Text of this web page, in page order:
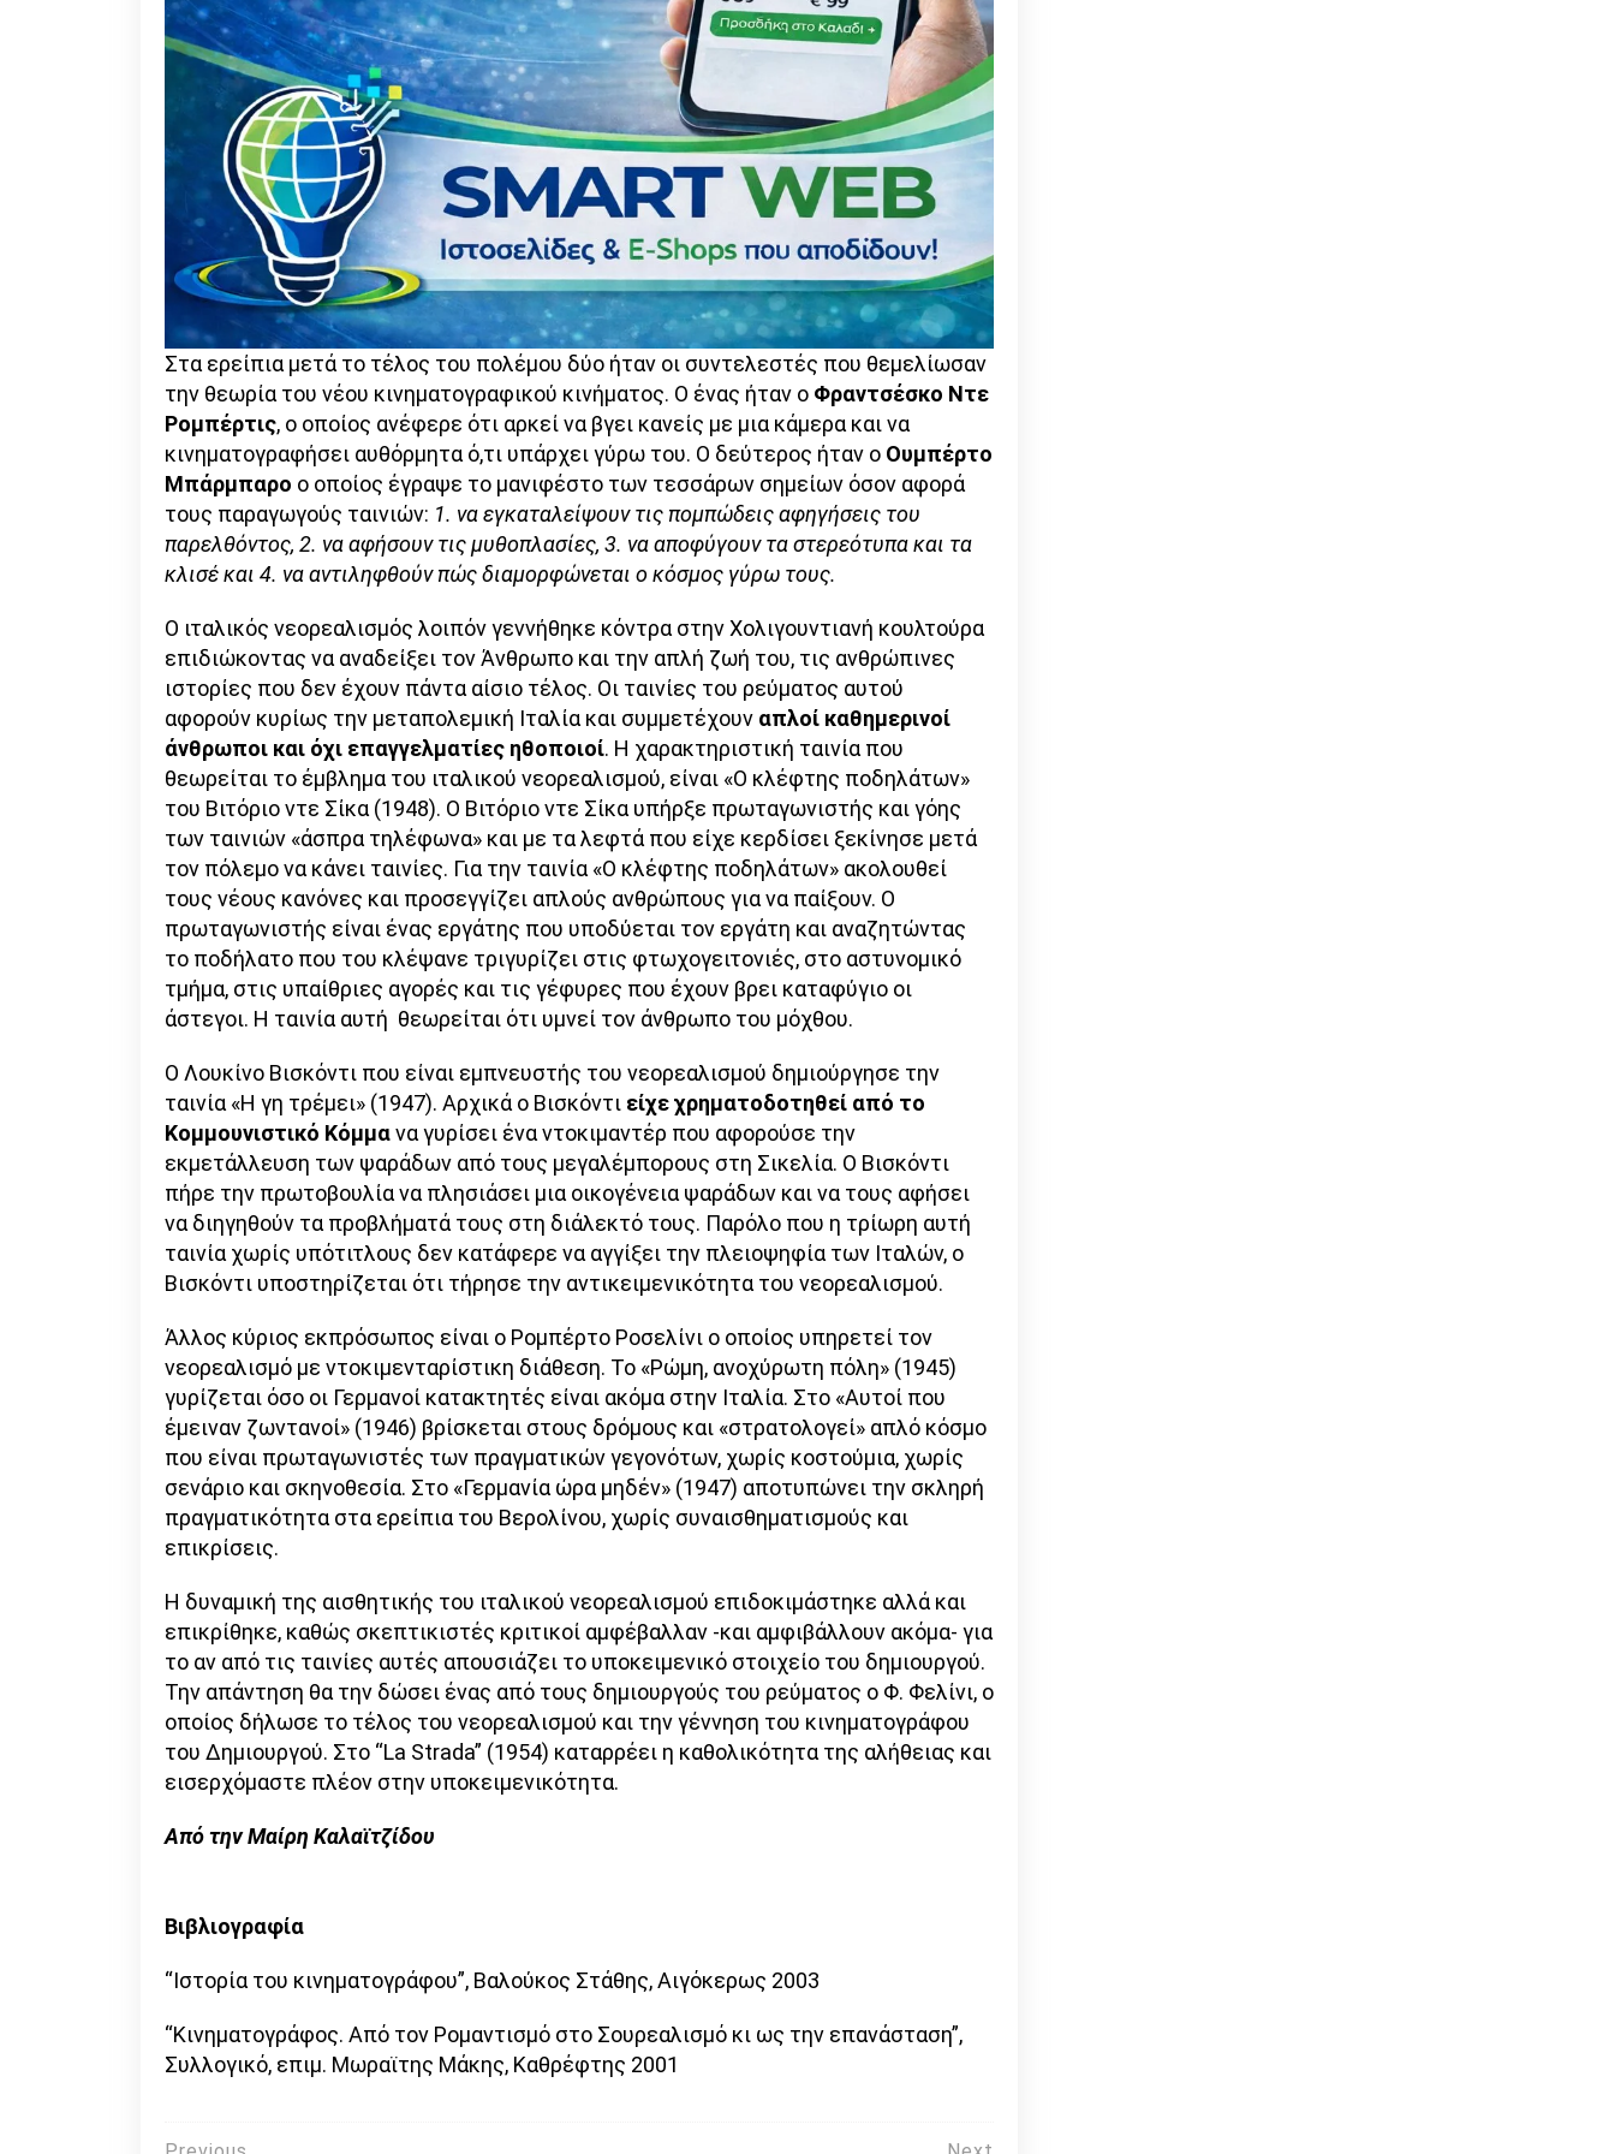
Στα ερείπια μετά το τέλος του πολέμου δύο ήταν οι συντελεστές που θεμελίωσαν
την θεωρία του νέου κινηματογραφικού κινήματος. Ο ένας ήταν ο Φραντσέσκο Ντε
Ρομπέρτις, ο οποίος ανέφερε ότι αρκεί να βγει κανείς με μια κάμερα και να
κινηματογραφήσει αυθόρμητα ό,τι υπάρχει γύρω του. Ο δεύτερος ήταν ο Ουμπέρτο
Μπάρμπαρο ο οποίος έγραψε το μανιφέστο των τεσσάρων σημείων όσον αφορά
τους παραγωγούς ταινιών: 1. να εγκαταλείψουν τις πομπώδεις αφηγήσεις του
παρελθόντος, 2. να αφήσουν τις μυθοπλασίες, 3. να αποφύγουν τα στερεότυπα και τα
κλισέ και 4. να αντιληφθούν πώς διαμορφώνεται ο κόσμος γύρω τους.
Ο ιταλικός νεορεαλισμός λοιπόν γεννήθηκε κόντρα στην Χολιγουντιανή κουλτούρα
επιδιώκοντας να αναδείξει τον Άνθρωπο και την απλή ζωή του, τις ανθρώπινες
ιστορίες που δεν έχουν πάντα αίσιο τέλος. Οι ταινίες του ρεύματος αυτού
αφορούν κυρίως την μεταπολεμική Ιταλία και συμμετέχουν απλοί καθημερινοί
άνθρωποι και όχι επαγγελματίες ηθοποιοί. Η χαρακτηριστική ταινία που
θεωρείται το έμβλημα του ιταλικού νεορεαλισμού, είναι «Ο κλέφτης ποδηλάτων»
του Βιτόριο ντε Σίκα (1948). Ο Βιτόριο ντε Σίκα υπήρξε πρωταγωνιστής και γόης
των ταινιών «άσπρα τηλέφωνα» και με τα λεφτά που είχε κερδίσει ξεκίνησε μετά
τον πόλεμο να κάνει ταινίες. Για την ταινία «Ο κλέφτης ποδηλάτων» ακολουθεί
τους νέους κανόνες και προσεγγίζει απλούς ανθρώπους για να παίξουν. Ο
πρωταγωνιστής είναι ένας εργάτης που υποδύεται τον εργάτη και αναζητώντας
το ποδήλατο που του κλέψανε τριγυρίζει στις φτωχογειτονιές, στο αστυνομικό
τμήμα, στις υπαίθριες αγορές και τις γέφυρες που έχουν βρει καταφύγιο οι
άστεγοι. Η ταινία αυτή θεωρείται ότι υμνεί τον άνθρωπο του μόχθου.
Ο Λουκίνο Βισκόντι που είναι εμπνευστής του νεορεαλισμού δημιούργησε την
ταινία «Η γη τρέμει» (1947). Αρχικά ο Βισκόντι είχε χρηματοδοτηθεί από το
Κομμουνιστικό Κόμμανα γυρίσει ένα ντοκιμαντέρ που αφορούσε την
εκμετάλλευση των ψαράδων από τους μεγαλέμπορους στη Σικελία. Ο Βισκόντι
πήρε την πρωτοβουλία να πλησιάσει μια οικογένεια ψαράδων και να τους αφήσει
να διηγηθούν τα προβλήματά τους στη διάλεκτό τους. Παρόλο που η τρίωρη αυτή
ταινία χωρίς υπότιτλους δεν κατάφερε να αγγίξει την πλειοψηφία των Ιταλών, ο
Βισκόντι υποστηρίζεται ότι τήρησε την αντικειμενικότητα του νεορεαλισμού.
Άλλος κύριος εκπρόσωπος είναι ο Ρομπέρτο Ροσελίνι ο οποίος υπηρετεί τον
νεορεαλισμό με ντοκιμενταρίστικη διάθεση. Το «Ρώμη, ανοχύρωτη πόλη» (1945)
γυρίζεται όσο οι Γερμανοί κατακτητές είναι ακόμα στην Ιταλία. Στο «Αυτοί που
έμειναν ζωντανοί» (1946) βρίσκεται στους δρόμους και «στρατολογεί» απλό κόσμο
που είναι πρωταγωνιστές των πραγματικών γεγονότων, χωρίς κοστούμια, χωρίς
σενάριο και σκηνοθεσία. Στο «Γερμανία ώρα μηδέν» (1947) αποτυπώνει την σκληρή
πραγματικότητα στα ερείπια του Βερολίνου, χωρίς συναισθηματισμούς και
επικρίσεις.
Η δυναμική της αισθητικής του ιταλικού νεορεαλισμού επιδοκιμάστηκε αλλά και
επικρίθηκε, καθώς σκεπτικιστές κριτικοί αμφέβαλλαν -και αμφιβάλλουν ακόμα- για
το αν από τις ταινίες αυτές απουσιάζει το υποκειμενικό στοιχείο του δημιουργού.
Την απάντηση θα την δώσει ένας από τους δημιουργούς του ρεύματος ο Φ. Φελίνι, ο
οποίος δήλωσε το τέλος του νεορεαλισμού και την γέννηση του κινηματογράφου
του Δημιουργού. Στο “La Strada” (1954) καταρρέει η καθολικότητα της αλήθειας και
εισερχόμαστε πλέον στην υποκειμενικότητα.
Από την Μαίρη Καλαϊτζίδου
Βιβλιογραφία
“Ιστορία του κινηματογράφου”, Βαλούκος Στάθης, Αιγόκερως 2003
“Κινηματογράφος. Από τον Ρομαντισμό στο Σουρεαλισμό κι ως την επανάσταση”,
Συλλογικό, επιμ. Μωραϊτης Μάκης, Καθρέφτης 2001